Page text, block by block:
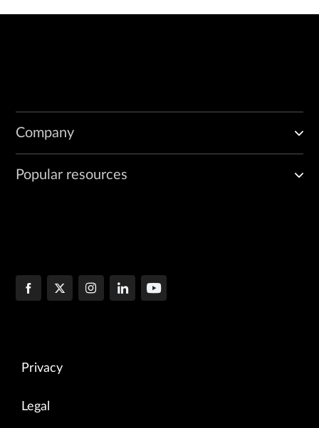
Company
Popular resources
Privacy
Legal